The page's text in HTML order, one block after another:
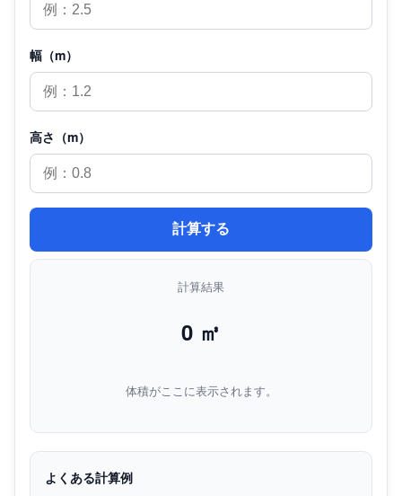
幅（m）
高さ（m）
計算する
計算結果
0 ㎥
体積がここに表示されます。
よくある計算例